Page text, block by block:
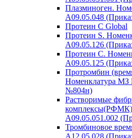
Плазминоген.
A09.05.048
Протеин C Global
Протеин S.
A09.05.126
Протеин С.
A09.05.125
Протромбин
Номенклатура МЗ
№804н)
Растворимые
A09.05.051.002
Тромбиновое
A12.05.028